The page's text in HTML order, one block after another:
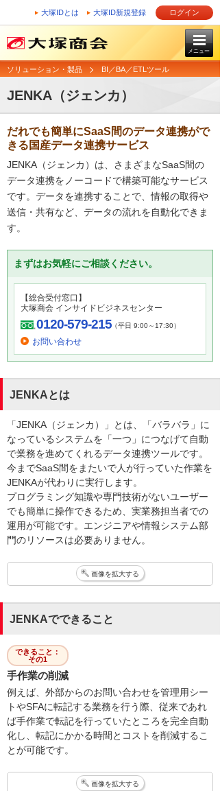
大塚IDとは 大塚ID新規登録 ログイン
メニュー
ソリューション・製品 BI／BA／ETLツール
JENKA（ジェンカ）
だれでも簡単にSaaS間のデータ連携がで
きる国産データ連携サービス
JENKA（ジェンカ）は、さまざまなSaaS間の
データ連携をノーコードで構築可能なサービス
です。データを連携することで、情報の取得や
送信・共有など、データの流れを自動化できま
す。
まずはお気軽にご相談ください。
【総合受付窓口】
大塚商会 インサイドビジネスセンター
0120-579-215（平日 9:00～17:30）
お問い合わせ
JENKAとは
「JENKA（ジェンカ）」とは、「バラバラ」に
なっているシステムを「一つ」につなげて自動
で業務を進めてくれるデータ連携ツールです。
今までSaaS間をまたいで人が行っていた作業を
JENKAが代わりに実行します。
プログラミング知識や専門技術がないユーザー
でも簡単に操作できるため、実業務担当者での
運用が可能です。エンジニアや情報システム部
門のリソースは必要ありません。
画像を拡大する
JENKAでできること
できること：
その1
手作業の削減
例えば、外部からのお問い合わせを管理用シー
トやSFAに転記する業務を行う際、従来であれ
ば手作業で転記を行っていたところを完全自動
化し、転記にかかる時間とコストを削減するこ
とが可能です。
画像を拡大する